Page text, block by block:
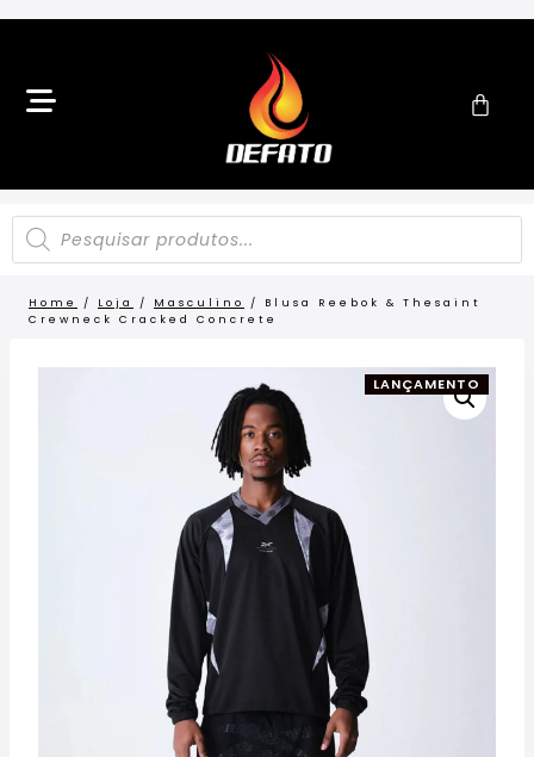
Home / Loja / Masculino /
Blusa Reebok & Thesaint
Crewneck Cracked Concrete
LANÇAMENTO